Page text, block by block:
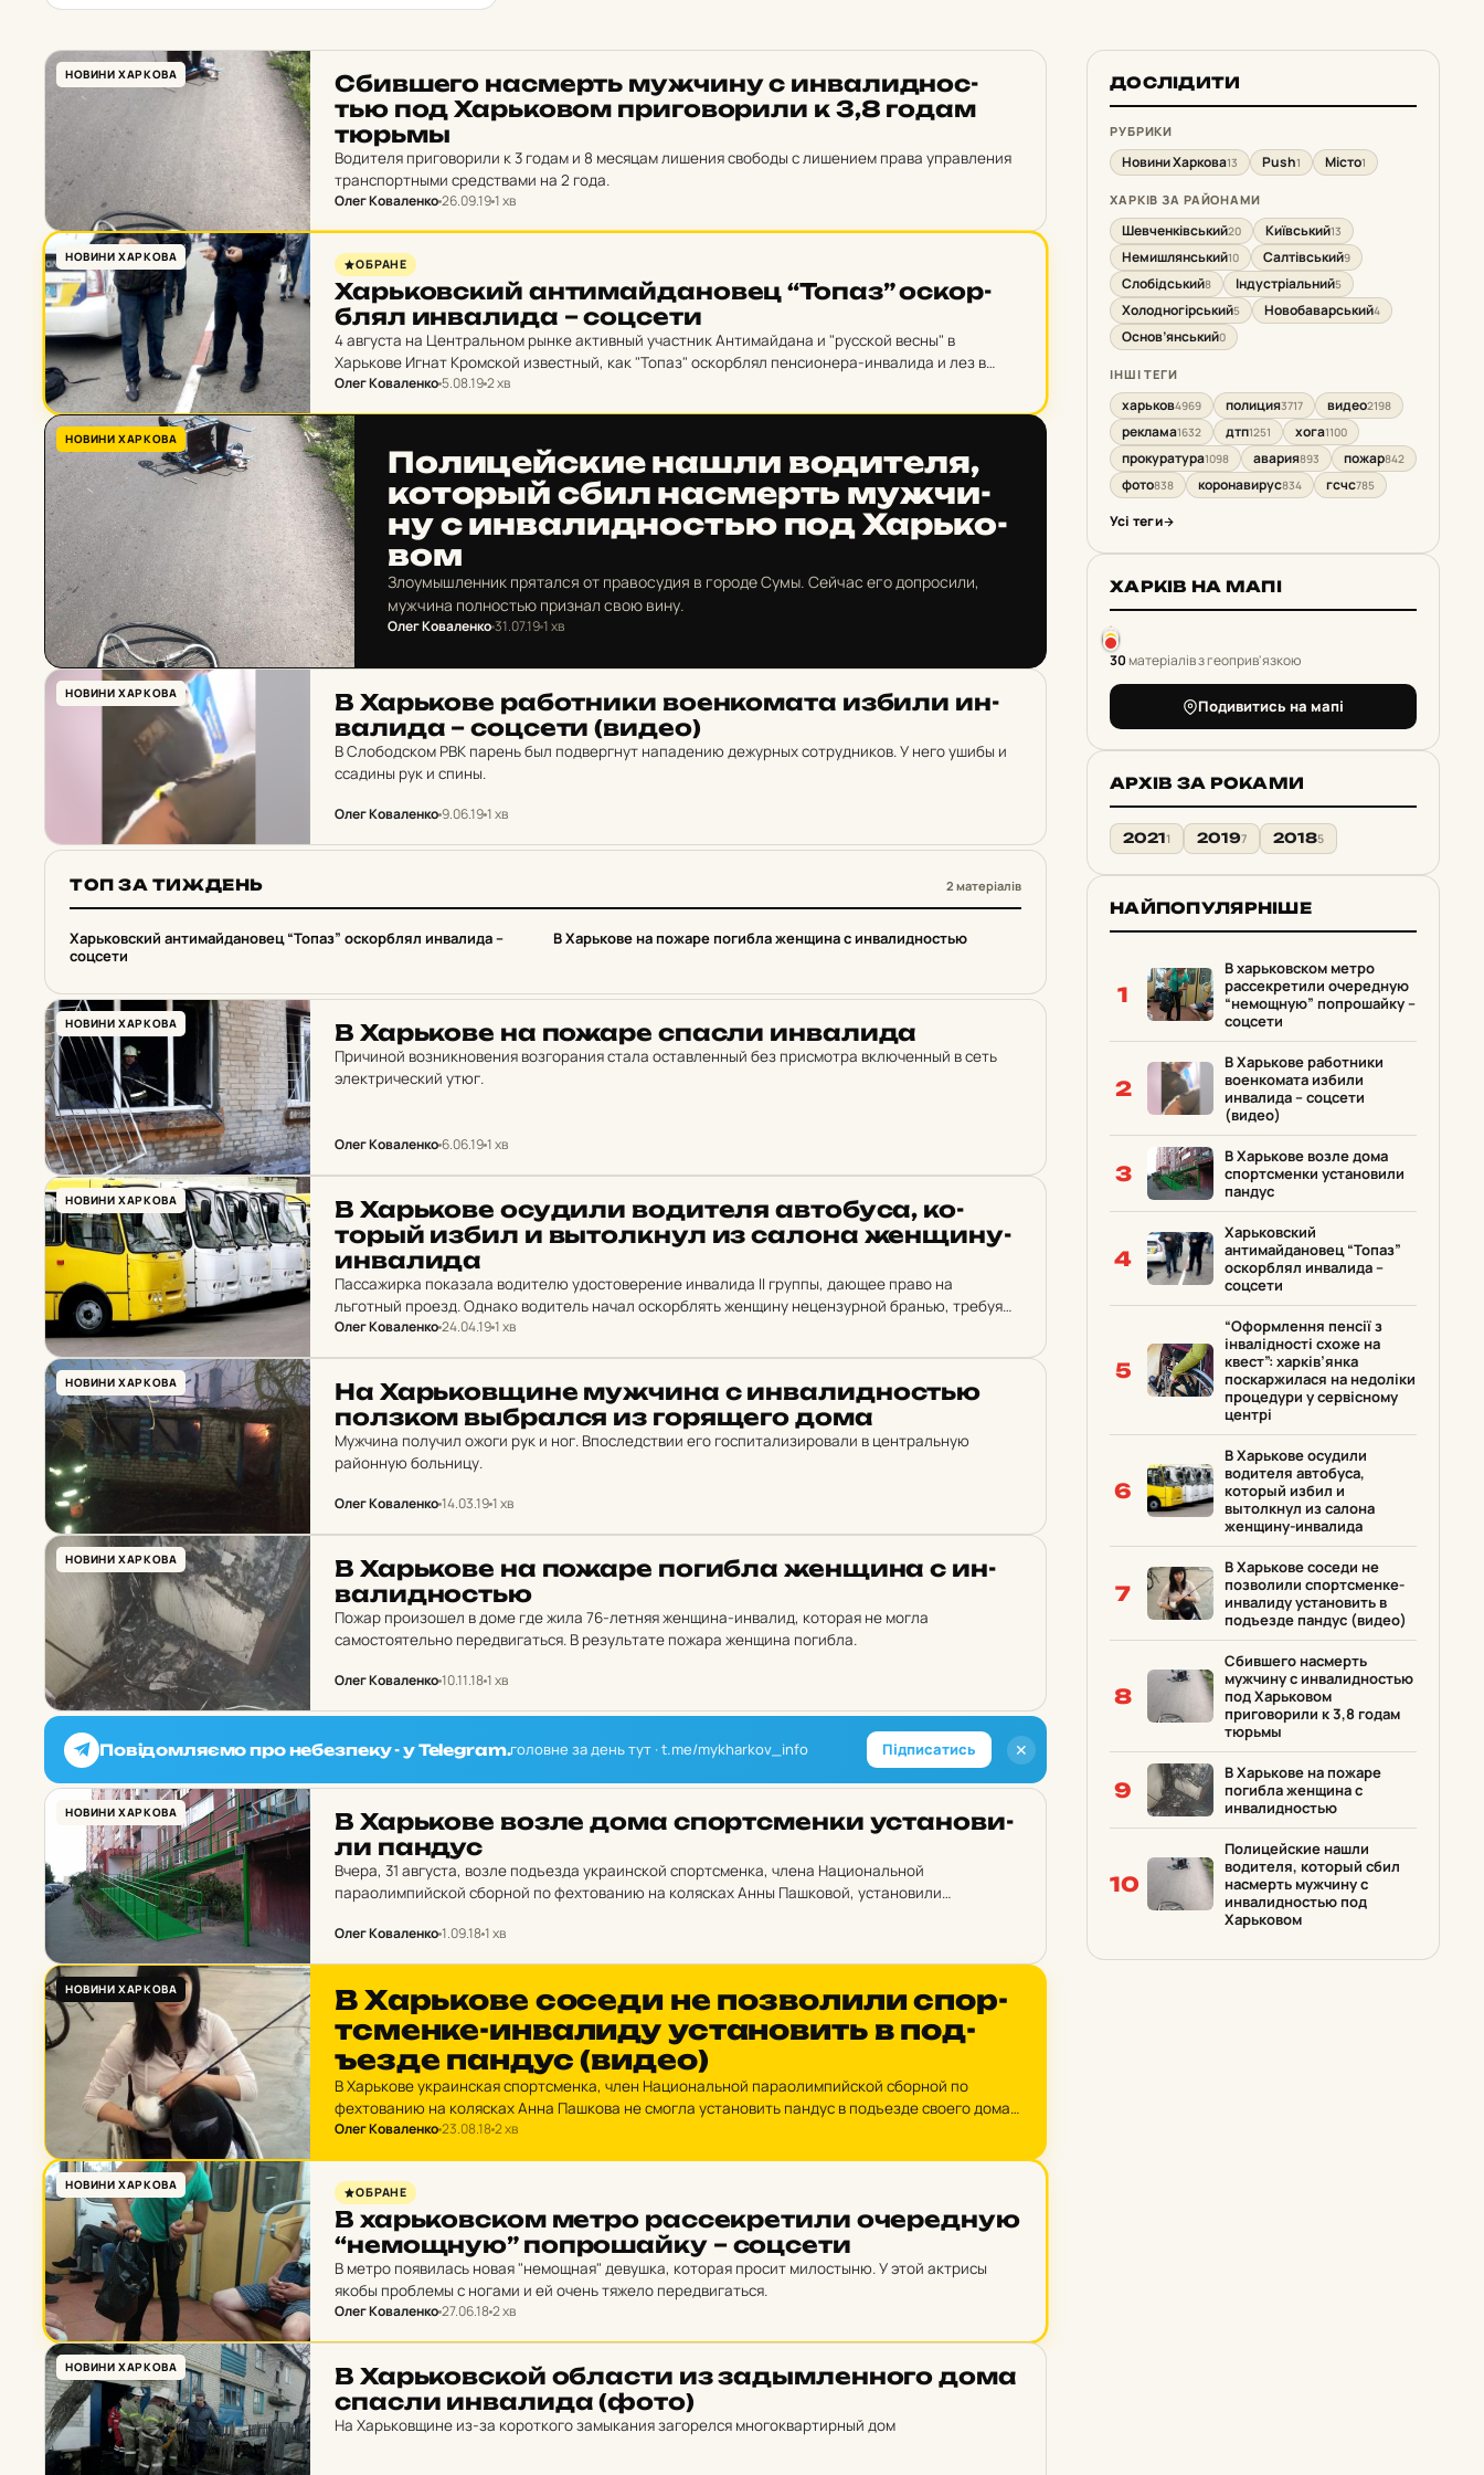
НОВИНИ ХАРКОВА
Сбив­ше­го нас­мерть муж­чи­ну с ин­ва­лид­нос­
тью под Харь­ко­вом при­го­во­ри­ли к 3,8 годам
тюрьмы
Водителя приговорили к 3 годам и 8 месяцам лишения свободы с лишением права управления
транспортными средствами на 2 года.
Олег Коваленко26.09.191 хв
НОВИНИ ХАРКОВА ОБРАНЕ
Харь­ков­ский ан­ти­май­да­но­вец “Топаз” ос­кор­
блял ин­ва­ли­да – соц­се­ти
4 августа на Центральном рынке активный участник Антимайдана и "русской весны" в
Харькове Игнат Кромской известный, как "Топаз" оскорблял пенсионера-инвалида и лез в
драку к мужчине, который вступился за пенсионера.
Олег Коваленко5.08.192 хв
НОВИНИ ХАРКОВА
По­ли­цей­ские нашли во­ди­те­ля,
ко­торый сбил нас­мерть муж­чи­
ну с ин­ва­лид­нос­тью под Харь­ко­
вом
Злоумышленник прятался от правосудия в городе Сумы. Сейчас его допросили,
мужчина полностью признал свою вину.
Олег Коваленко31.07.191 хв
НОВИНИ ХАРКОВА
В Харь­ко­ве ра­бот­ни­ки во­ен­ко­ма­та избили ин­
ва­ли­да – соц­се­ти (видео)
В Слободском РВК парень был подвергнут нападению дежурных сотрудников. У него ушибы и
ссадины рук и спины.
Олег Коваленко9.06.191 хв
ТОП ЗА ТИЖДЕНЬ 2 матеріалів
1
Харьковский антимайдановец “Топаз” оскорблял инвалида –
соцсети
2
В Харькове на пожаре погибла женщина с инвалидностью
НОВИНИ ХАРКОВА В Харь­ко­ве на пожаре спасли ин­ва­ли­да
Причиной возникновения возгорания стала оставленный без присмотра включенный в сеть
электрический утюг.
Олег Коваленко6.06.191 хв
НОВИНИ ХАРКОВА
В Харь­ко­ве осу­ди­ли во­ди­те­ля ав­то­бу­са, ко­
торый избил и вытол­кнул из салона жен­щи­ну-
ин­ва­ли­да
Пассажирка показала водителю удостоверение инвалида II группы, дающее право на
льготный проезд. Однако водитель начал оскорблять женщину нецензурной бранью, требуя
оплатить проезд или выйти из автобуса. Пассажирка остались в салоне.…
Олег Коваленко24.04.191 хв
НОВИНИ ХАРКОВА
На Харь­ков­щи­не муж­чи­на с ин­ва­лид­нос­тью
пол­зком выбрал­ся из го­ря­ще­го дома
Мужчина получил ожоги рук и ног. Впоследствии его госпитализировали в центральную
районную больницу.
Олег Коваленко14.03.191 хв
НОВИНИ ХАРКОВА
В Харь­ко­ве на пожаре по­гиб­ла жен­щи­на с ин­
ва­лид­нос­тью
Пожар произошел в доме где жила 76-летняя женщина-инвалид, которая не могла
самостоятельно передвигаться. В результате пожара женщина погибла.
Олег Коваленко10.11.181 хв
✕
Повідомляємо про небезпеку - у Telegram.головне за день тут · t.me/mykharkov_info Підписатись
НОВИНИ ХАРКОВА
В Харь­ко­ве возле дома спор­тсмен­ки ус­та­но­ви­
ли пандус
Вчера, 31 августа, возле подъезда украинской спортсменка, члена Национальной
параолимпийской сборной по фехтованию на колясках Анны Пашковой, установили
Олег Коваленко1.09.181 хв
НОВИНИ ХАРКОВА
В Харь­ко­ве соседи не поз­во­ли­ли спор­
тсмен­ке-ин­ва­ли­ду ус­та­но­вить в под­
ъез­де пандус (видео)
В Харькове украинская спортсменка, член Национальной параолимпийской сборной по
фехтованию на колясках Анна Пашкова не смогла установить пандус в подъезде своего дома
из-за скандала, который устроили ее соседи.
Олег Коваленко23.08.182 хв
НОВИНИ ХАРКОВА ОБРАНЕ
В харь­ков­ском метро рас­сек­ре­ти­ли оче­ред­ную
“не­мощ­ную” поп­ро­шай­ку – соц­се­ти
В метро появилась новая "немощная" девушка, которая просит милостыню. У этой актрисы
якобы проблемы с ногами и ей очень тяжело передвигаться.
Олег Коваленко27.06.182 хв
НОВИНИ ХАРКОВА
В Харь­ков­ской об­лас­ти из зад­ымлен­но­го дома
спасли ин­ва­ли­да (фото)
На Харьковщине из-за короткого замыкания загорелся многоквартирный дом
ДОСЛІДИТИ
РУБРИКИ
Новини Харкова13 Push1 Місто1
ХАРКІВ ЗА РАЙОНАМИ
Шевченківський20 Київський13
Немишлянський10 Салтівський9
Слобідський8 Індустріальний5
Холодногірський5 Новобаварський4
Основ’янський0
ІНШІ ТЕГИ
харьков4969 полиция3717 видео2198
реклама1632 дтп1251 хога1100
прокуратура1098 авария893 пожар842
фото838 коронавирус834 гсчс785
Усі теги
ХАРКІВ НА МАПІ
30матеріалів з геоприв'язкою
Подивитись на мапі
АРХІВ ЗА РОКАМИ
20211 20197 20185
НАЙПОПУЛЯРНІШЕ
1
В харьковском метро
рассекретили очередную
“немощную” попрошайку –
соцсети
2
В Харькове работники
военкомата избили
инвалида – соцсети
(видео)
3
В Харькове возле дома
спортсменки установили
пандус
4
Харьковский
антимайдановец “Топаз”
оскорблял инвалида –
соцсети
5
“Оформлення пенсії з
інвалідності схоже на
квест”: харків’янка
поскаржилася на недоліки
процедури у сервісному
центрі
6
В Харькове осудили
водителя автобуса,
который избил и
вытолкнул из салона
женщину-инвалида
7
В Харькове соседи не
позволили спортсменке-
инвалиду установить в
подъезде пандус (видео)
8
Сбившего насмерть
мужчину с инвалидностью
под Харьковом
приговорили к 3,8 годам
тюрьмы
9
В Харькове на пожаре
погибла женщина с
инвалидностью
10
Полицейские нашли
водителя, который сбил
насмерть мужчину с
инвалидностью под
Харьковом